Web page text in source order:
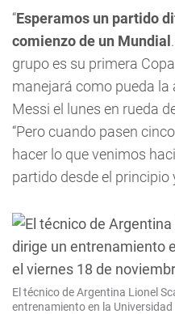
“Esperamos un partido
comienzo de un Mundial
grupo es su primera
manejará como pueda la
Messi el lunes en rueda
“Pero cuando pasen
hacer lo que venimos
partido desde el principio
El técnico de Argentina Lionel
entrenamiento en la Universidad